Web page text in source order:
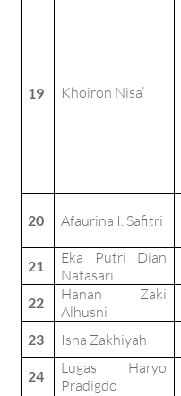
19 Khoiron Nisa’
20 Afaurina I. Safitri
21
Eka Putri Dian
Natasari
22
Hanan Zaki
Alhusni
23 Isna Zakhiyah
24
Lugas Haryo
Pradigdo